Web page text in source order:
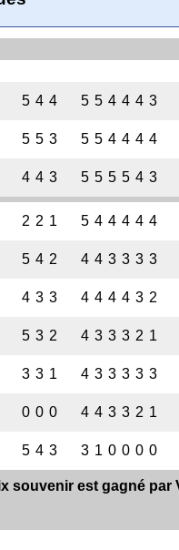
5 4 4 5 5 4 4 4 3
5 5 3 5 5 4 4 4 4
4 4 3 5 5 5 5 4 3
2 2 1 5 4 4 4 4 4
5 4 2 4 4 3 3 3 3
4 3 3 4 4 4 4 3 2
5 3 2 4 3 3 3 2 1
3 3 1 4 3 3 3 3 3
0 0 0 4 4 3 3 2 1
5 4 3 3 1 0 0 0 0
souvenir est gagné par